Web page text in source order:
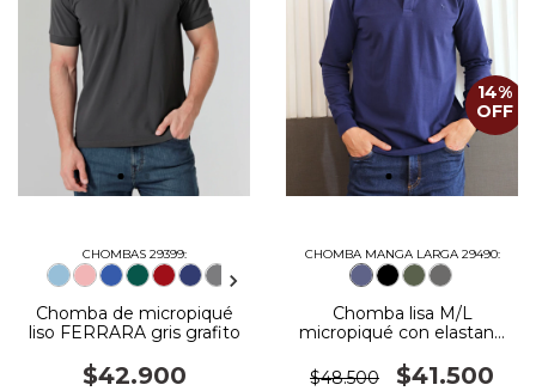
CHOMBAS 29399:
Chomba de micropiqué
liso FERRARA gris grafito
$42.900
14%
OFF
CHOMBA MANGA LARGA 29490:
Chomba lisa M/L
micropiqué con elastano
$48.500
$41.500